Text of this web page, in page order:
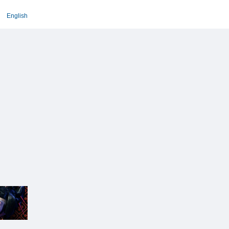
English